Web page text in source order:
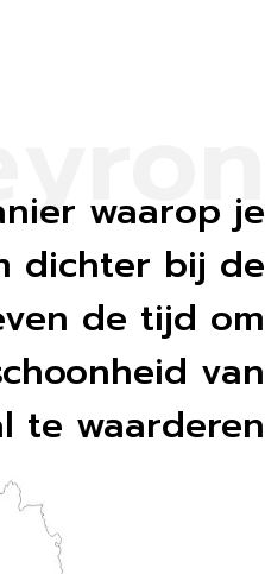
waarop je
dichter bij de
de tijd om
van
te waarderen